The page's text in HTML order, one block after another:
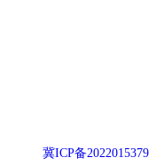
冀ICP备2022015379